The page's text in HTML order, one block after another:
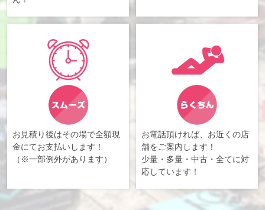
お見積り後はその場で全額現
金にてお支払いします！
（※一部例外があります）
お電話頂ければ、お近くの店
舗をご案内します！
少量・多量・中古・全てに対
応しています！